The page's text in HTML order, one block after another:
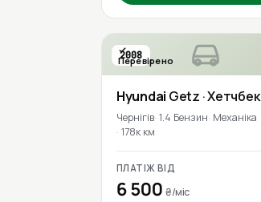
2008
Перевірено
Hyundai Getz · Хетчбек
Чернігів 1.4 Бензин Механіка
178к км
ПЛАТІЖ ВІД
6 500₴/міс